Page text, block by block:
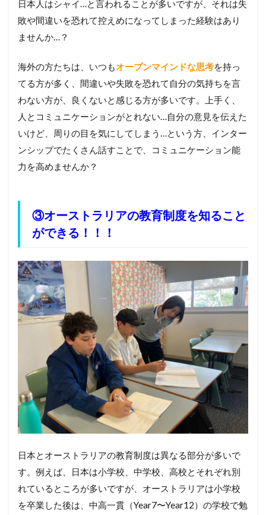
日本人はシャイ…と言われることが多いですが、それは失
敗や間違いを恐れて控えめになってしまった経験はあり
ませんか…？
海外の方たちは、いつもオープンマインドな思考を持っ
てる方が多く、間違いや失敗を恐れて自分の気持ちを言
わない方が、良くないと感じる方が多いです。上手く、
人とコミュニケーションがとれない…自分の意見を伝えた
いけど、周りの目を気にしてしまう…という方、インター
ンシップでたくさん話すことで、コミュニケーション能
力を高めませんか？
③オーストラリアの教育制度を知ること
ができる！！！
日本とオーストラリアの教育制度は異なる部分が多いで
す。例えば、日本は小学校、中学校、高校とそれぞれ別
れているところが多いですが、オーストラリアは小学校
を卒業した後は、中高一貫（Year7〜Year12）の学校で勉